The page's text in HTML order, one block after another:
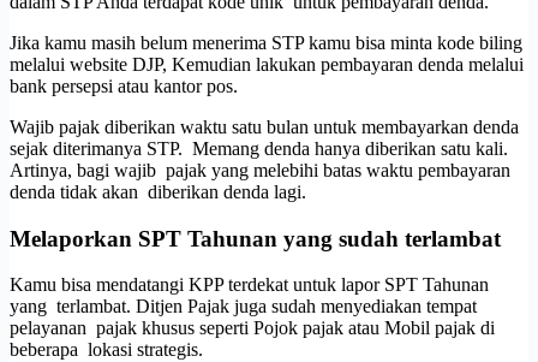
Jika kamu masih belum menerima STP kamu bisa minta kode biling
melalui website DJP, Kemudian lakukan pembayaran denda melalui
bank persepsi atau kantor pos.
Wajib pajak diberikan waktu satu bulan untuk membayarkan denda
sejak diterimanya STP. Memang denda hanya diberikan satu kali.
Artinya, bagi wajib pajak yang melebihi batas waktu pembayaran
denda tidak akan diberikan denda lagi.
Melaporkan SPT Tahunan yang sudah terlambat
Kamu bisa mendatangi KPP terdekat untuk lapor SPT Tahunan
yang terlambat. Ditjen Pajak juga sudah menyediakan tempat
pelayanan pajak khusus seperti Pojok pajak atau Mobil pajak di
beberapa lokasi strategis.